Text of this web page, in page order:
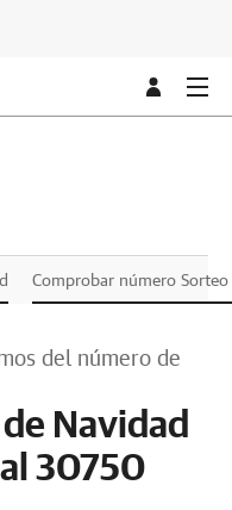
Comprobar número
del número de
Navidad
30750